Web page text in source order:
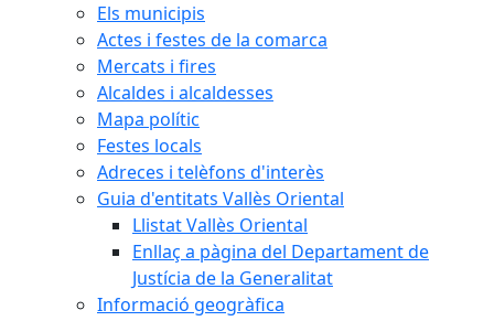
Els municipis
Actes i festes de la comarca
Mercats i fires
Alcaldes i alcaldesses
Mapa polític
Festes locals
Adreces i telèfons d'interès
Guia d'entitats Vallès Oriental
Llistat Vallès Oriental
Enllaç a pàgina del Departament de
Justícia de la Generalitat
Informació geogràfica